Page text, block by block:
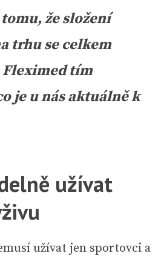
že složení
trhu se celkem
Fleximed tím
je u nás aktuálně k
užívat
užívat jen sportovci a